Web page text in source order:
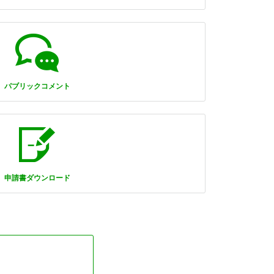
パブリックコメント
申請書ダウンロード